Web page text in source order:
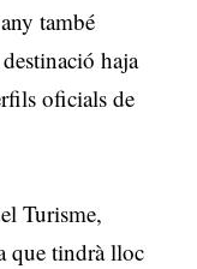
també
haja
oficials de
Turisme,
que tindrà lloc